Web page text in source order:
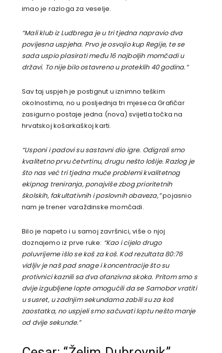
imao je razloga za veselje.
“Mali klub iz Ludbrega je u tri tjedna napravio dva
povijesna uspjeha. Prvo je osvojio kup Regije, te se
sada uspio plasirati među 16 najboljih momčadi u
državi. To nije bilo ostavreno u proteklih 40 godina.”
Sav taj uspjeh je postignut u iznimno teškim
okolnostima, no u posljednja tri mjeseca Grafičar
zasigurno postaje jedna (nova) svijetla točka na
hrvatskoj košarkaškoj karti.
“Usponi i padovi su sastavni dio igre. Odigrali smo
kvalitetno prvu četvrtinu, drugu nešto lošije. Razlog je
što nas već tri tjedna muče problemi kvalitetnog
ekipnog treniranja, ponajviše zbog prioritetnih
školskih, fakultativnih i poslovnih obaveza,”pojasnio
nam je trener varaždinske momčadi.
Bilo je napeto i u samoj završnici, više o njoj
doznajemo iz prve ruke: “Kao i cijelo drugo
poluvrijeme išlo se koš za koš. Kod rezultata 80:76
vidljiv je naš pad snage i koncentracije što su
protivnici kaznili sa dva ofanzivna skoka. Pritom smo s
dvije izgubljene lopte omogućili da se Samobor vratiti
u susret, u zadnjim sekundama zabili su za koš
zaostatka, no uspjeli smo sačuvati loptu nešto manje
od dvije sekunde.”